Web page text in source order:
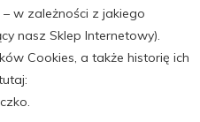
w zależności z jakiego
nasz Sklep Internetowy).
Cookies, a także historię ich